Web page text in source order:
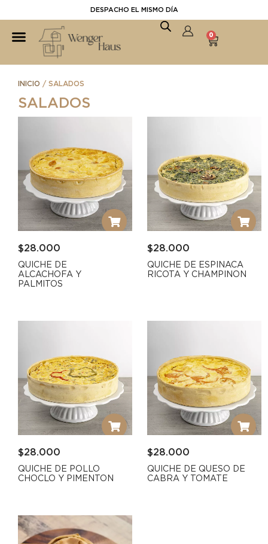
DESPACHO EL MISMO DÍA
0
INICIO / SALADOS
SALADOS
$28.000
QUICHE DE
ALCACHOFA Y
PALMITOS
$28.000
QUICHE DE ESPINACA
RICOTA Y CHAMPINON
$28.000
QUICHE DE POLLO
CHOCLO Y PIMENTON
$28.000
QUICHE DE QUESO DE
CABRA Y TOMATE